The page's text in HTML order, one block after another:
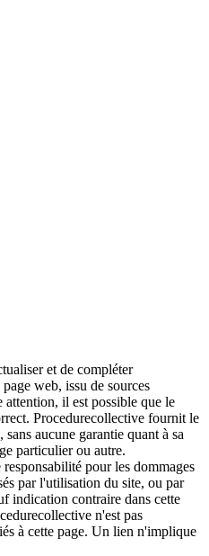
et de compléter
web, issu de sources
il est possible que le
Procedurecollective fournit le
aucune garantie quant à sa
particulier ou autre.
pour les dommages
par l'utilisation du site, ou par
indication contraire dans cette
n'est pas
à cette page. Un lien n'implique